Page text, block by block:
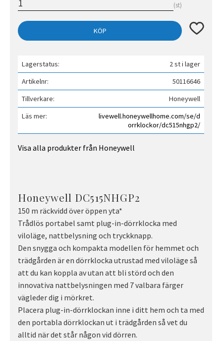
st
KÖP Lägg till
Lagerstatus
2 st i lager
Artikelnr
50116646
Tillverkare
Honeywell
Läs mer
livewell.honeywellhome.com/se/d
orrklockor/dc515nhgp2/
Visa alla produkter från Honeywell
Honeywell DC515NHGP2
150 m räckvidd över öppen yta*
Trådlös portabel samt plug-in-dörrklocka med
viloläge, nattbelysning och tryckknapp.
Den snygga och kompakta modellen för hemmet och
trädgården är en dörrklocka utrustad med viloläge så
att du kan koppla av utan att bli störd och den
innovativa nattbelysningen med 7 valbara färger
vägleder dig i mörkret.
Placera plug-in-dörrklockan inne i ditt hem och ta med
den portabla dörrklockan ut i trädgården så vet du
alltid när det står någon vid dörren.